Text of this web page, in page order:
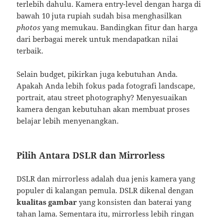
terlebih dahulu. Kamera entry-level dengan harga di
bawah 10 juta rupiah sudah bisa menghasilkan
photos yang memukau. Bandingkan fitur dan harga
dari berbagai merek untuk mendapatkan nilai
terbaik.
Selain budget, pikirkan juga kebutuhan Anda.
Apakah Anda lebih fokus pada fotografi landscape,
portrait, atau street photography? Menyesuaikan
kamera dengan kebutuhan akan membuat proses
belajar lebih menyenangkan.
Pilih Antara DSLR dan Mirrorless
DSLR dan mirrorless adalah dua jenis kamera yang
populer di kalangan pemula. DSLR dikenal dengan
kualitas gambar yang konsisten dan baterai yang
tahan lama. Sementara itu, mirrorless lebih ringan